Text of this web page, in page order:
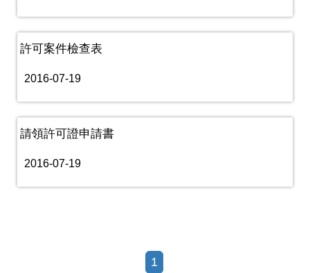
許可案件檢查表
2016-07-19
請領許可證申請書
2016-07-19
1